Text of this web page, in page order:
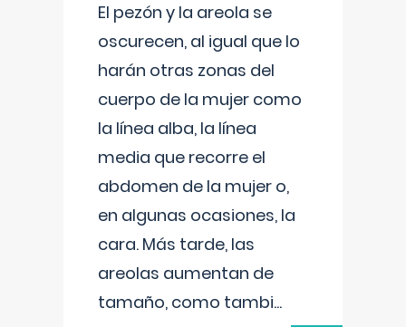
El pezón y la areola se
oscurecen, al igual que lo
harán otras zonas del
cuerpo de la mujer como
la línea alba, la línea
media que recorre el
abdomen de la mujer o,
en algunas ocasiones, la
cara. Más tarde, las
areolas aumentan de
tamaño, como tambi...